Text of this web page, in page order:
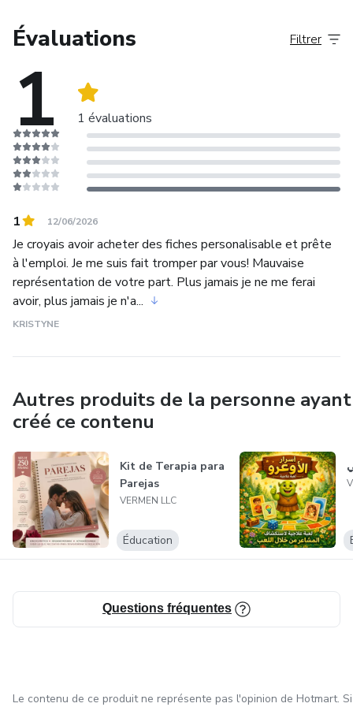
Évaluations
1 1 évaluations
Filtrer
1 12/06/2026
Je croyais avoir acheter des fiches personalisable et prête
à l'emploi. Je me suis fait tromper par vous! Mauvaise
représentation de votre part. Plus jamais je ne me ferai
avoir, plus jamais je n'a...
KRISTYNE
Autres produits de la personne ayant
créé ce contenu
Kit de Terapia para
Parejas
VERMEN LLC
Éducation
Questions fréquentes
Le contenu de ce produit ne représente pas l'opinion de Hotmart. Si